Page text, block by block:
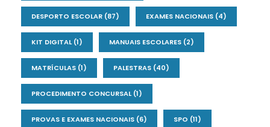
DESPORTO ESCOLAR (87) EXAMES NACIONAIS (4)
KIT DIGITAL(1) MANUAIS ESCOLARES (2)
MATRÍCULAS (1) PALESTRAS (40)
PROCEDIMENTO CONCURSAL(1)
PROVAS E EXAMES NACIONAIS (6) SPO (11)